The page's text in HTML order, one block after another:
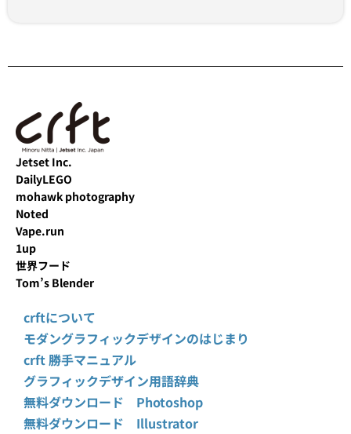
Jetset Inc.
DailyLEGO
mohawk photography
Noted
Vape.run
1up
世界フード
Tom’s Blender
crftについて
モダングラフィックデザインのはじまり
crft 勝手マニュアル
グラフィックデザイン用語辞典
無料ダウンロード Photoshop
無料ダウンロード Illustrator